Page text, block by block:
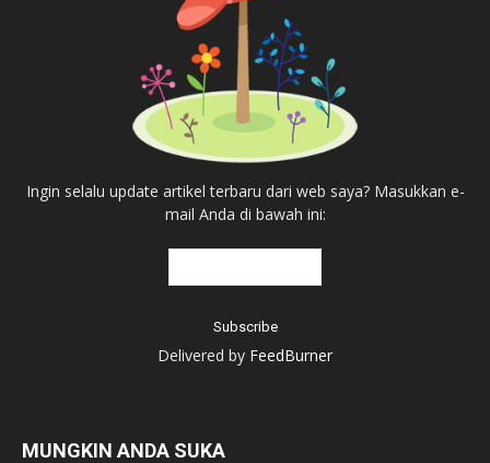
Ingin selalu update artikel terbaru dari web saya? Masukkan e-
mail Anda di bawah ini:
Delivered by FeedBurner
MUNGKIN ANDA SUKA